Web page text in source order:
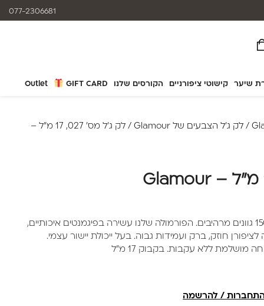
שיער קישוטי ציפורניים הקורסים שלנו GIFT CARD
Outlet
077-2306681
/ לק ג'ל הצבעים של Glamour / לק ג'ל מס' 027, 17 מ"ל –
לק ג'ל מבית Glamour מונה מעל 150 גוונים מרהיבים. הפורמולה שלנו עשירה בפיגמנטים איכותיים,
חוזק, ברק ועמידות גבוה. בעל ייכולת יישור עצמי.
מושלמת ללא עקבות. בקבוק 17 מ"ל
/ להרשמה